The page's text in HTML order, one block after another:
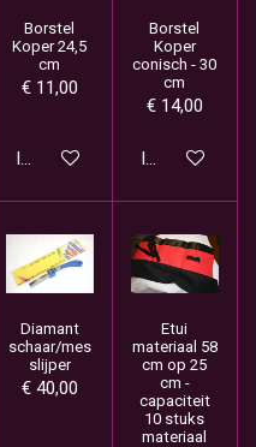
Borstel
Koper 24,5
cm
€ 11,00
In winkelwagen
Borstel
Koper
conisch - 30
cm
€ 14,00
In
Diamant
schaar/mes
slijper
€ 40,00
Etui
materiaal 58
cm op 25
cm -
capaciteit
10 stuks
materiaal